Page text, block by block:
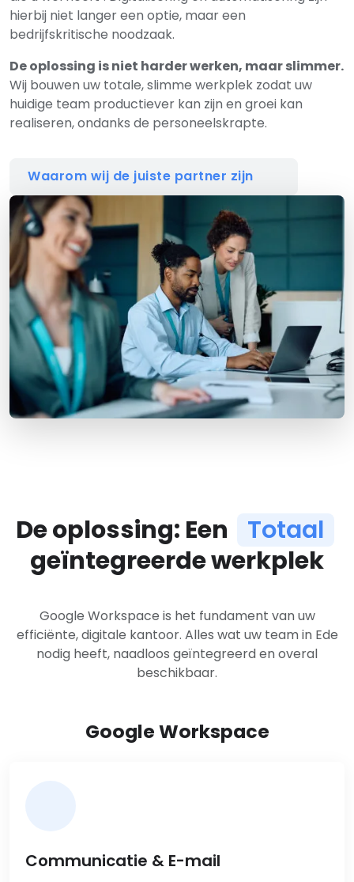
hierbij niet langer een optie, maar een
bedrijfskritische noodzaak.
De oplossing is niet harder werken, maar slimmer.
Wij bouwen uw totale, slimme werkplek zodat uw
huidige team productiever kan zijn en groei kan
realiseren, ondanks de personeelskrapte.
Waarom wij de juiste partner zijn
De oplossing: Een
Totaal
geïntegreerde werkplek
Google Workspace is het fundament van uw
efficiënte, digitale kantoor. Alles wat uw team in Ede
nodig heeft, naadloos geïntegreerd en overal
beschikbaar.
Google Workspace
Communicatie & E-mail